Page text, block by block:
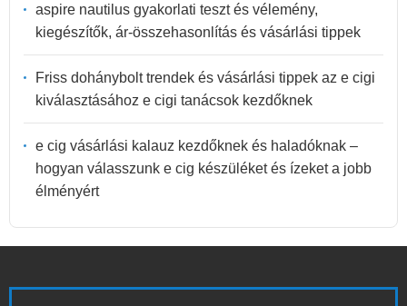
aspire nautilus gyakorlati teszt és vélemény,
kiegészítők, ár-összehasonlítás és vásárlási tippek
Friss dohánybolt trendek és vásárlási tippek az e cigi
kiválasztásához e cigi tanácsok kezdőknek
e cig vásárlási kalauz kezdőknek és haladóknak –
hogyan válasszunk e cig készüléket és ízeket a jobb
élményért